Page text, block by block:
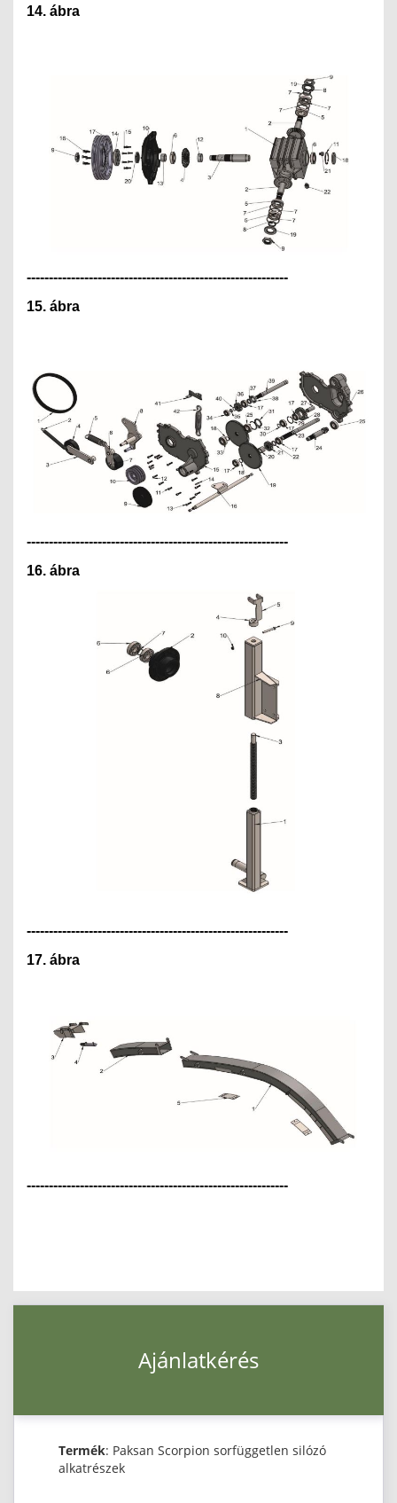
14. ábra
-----------------------------------------------------------
15. ábra
-----------------------------------------------------------
16. ábra
-----------------------------------------------------------
17. ábra
-----------------------------------------------------------
Ajánlatkérés
Termék: Paksan Scorpion sorfüggetlen silózó
alkatrészek